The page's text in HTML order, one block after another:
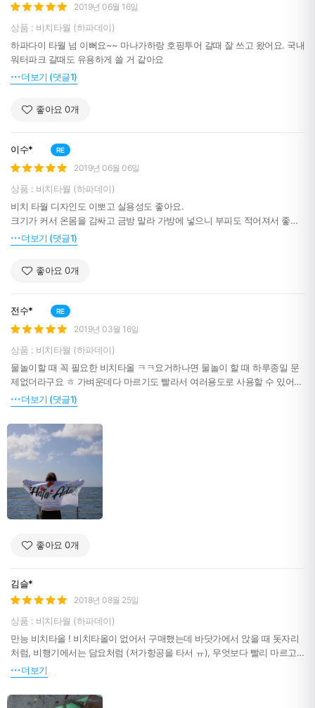
2019년 06월 16일
상품 : 비치타월 (하파데이)
하파다이 타월 넘 이뻐요~~ 마나가하랑 호핑투어 갈때 잘 쓰고 왔어요. 국내
워터파크 갈때도 유용하게 쓸 거 같아요
더보기 (댓글1)
좋아요 0개
이수* RE
2019년 06월 06일
상품 : 비치타월 (하파데이)
비치 타월 디자인도 이뽀고 실용성도 좋아요.
크기가 커서 온몸을 감싸고 금방 말라 가방에 넣으니 부피도 적어져서 좋네
더보기 (댓글1)
좋아요 0개
전수* RE
2019년 03월 16일
상품 : 비치타월 (하파데이)
물놀이할 때 꼭 필요한 비치타올 ㅋㅋ요거하나면 물놀이 할 때 하루종일 문
제없더라구요 ㅎ 가벼운데다 마르기도 빨라서 여러용도로 사용할 수 있어
좋았어요 ㅋㅋㅋ 다른 여행 갈 때도 챙겨갔답니다 ㅋㅋㅋ
더보기 (댓글1)
좋아요 0개
김슬*
2018년 08월 25일
상품 : 비치타월 (하파데이)
만능 비치타올 ! 비치타올이 없어서 구매했는데 바닷가에서 앉을 때 돗자리
처럼, 비행기에서는 담요처럼 (저가항공을 타서 ㅠ), 무엇보다 빨리 마르고
세탁하기 쉬워서 이건 정말 잇아이템이예요. 이후에 괌, 일본으로 여행을 또
갔는데 부피도 작은데 크기는 커서 비치타올은 제 캐리어속에 계속 들어있
네요 ~ 의외로 더운 날에도 물놀이 하고 나오면 래쉬가드가 젖어있어서 추
더보기